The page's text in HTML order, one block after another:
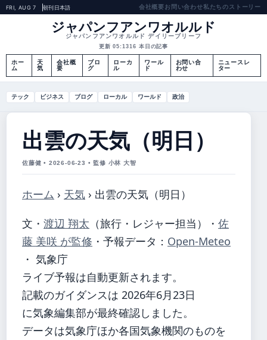
FRI, AUG 7 朝刊日本語 会社概要お問い合わせ私たちのストーリー
ジャパンフアンワオルルド
ジャパンフアンワオルルド デイリーブリーフ
更新 05:1316 本日の記事
ホー
ム
天
気
会社概
要
ブロ
グ
ローカ
ル
ワール
ド
お問い合
わせ
ニュースレ
ター
テック ビジネス ブログ ローカル ワールド 政治
出雲の天気（明日）
佐藤健 • 2026-06-23 • 監修 小林 大智
ホーム › 天気 › 出雲の天気（明日）
文・ 渡辺 翔太 （旅行・レジャー担当） ・ 佐
藤 美咲 が監修 ・ 予報データ： Open-Meteo
・ 気象庁
ライブ予報は自動更新されます。
記載のガイダンスは 2026年6月23日
に気象編集部が最終確認しました。
データは気象庁ほか各国気象機関のものを